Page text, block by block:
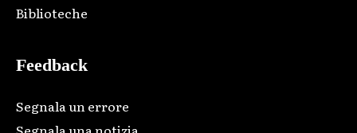
Biblioteche
Feedback
Segnala un errore